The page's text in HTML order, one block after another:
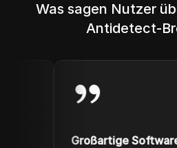
Was sagen Nutzer
Antidetect-
Großartige Software,